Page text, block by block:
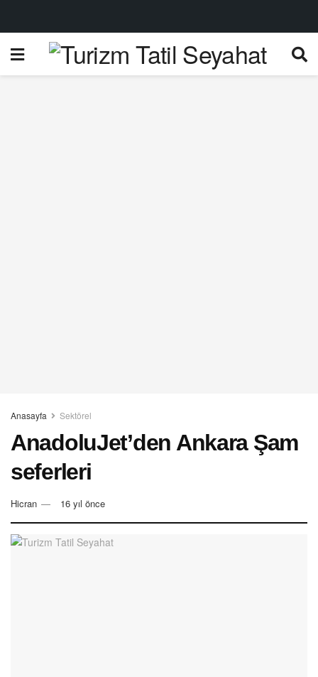
Anasayfa Sektörel
AnadoluJet’den Ankara Şam
seferleri
Hicran 16 yıl önce